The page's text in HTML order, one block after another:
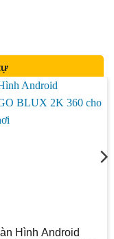
Hình Android